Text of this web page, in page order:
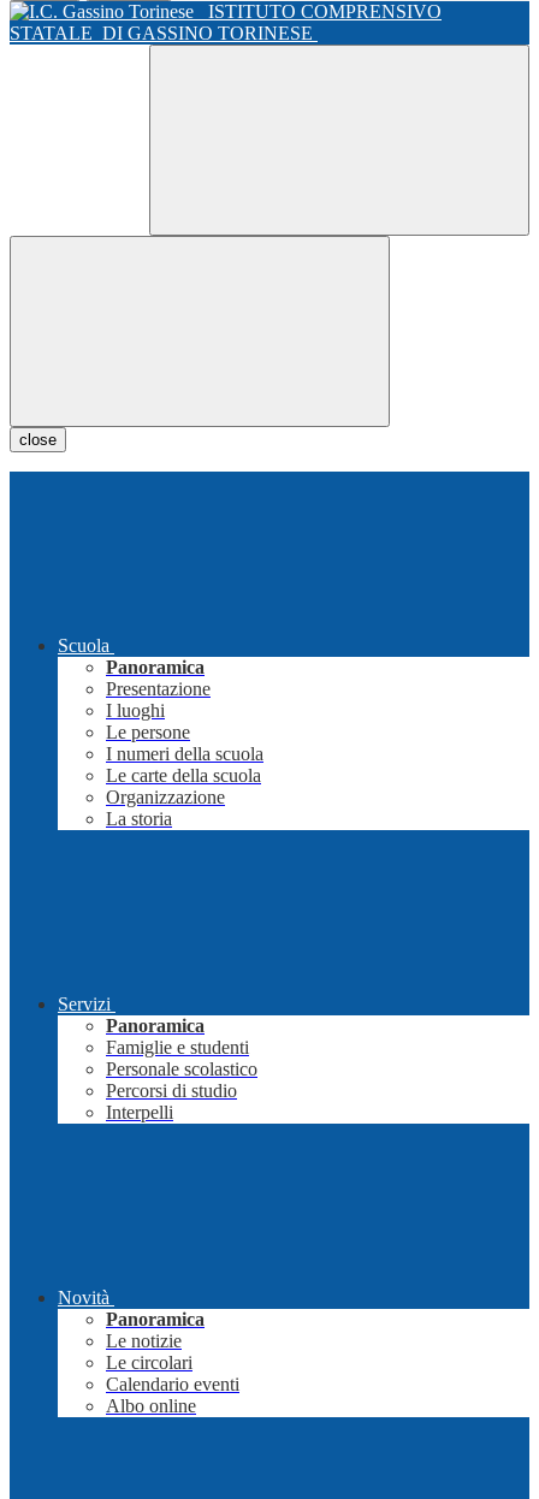
ISTITUTO COMPRENSIVO
STATALE DI GASSINO TORINESE
close
Scuola
Panoramica
Presentazione
I luoghi
Le persone
I numeri della scuola
Le carte della scuola
Organizzazione
La storia
Servizi
Panoramica
Famiglie e studenti
Personale scolastico
Percorsi di studio
Interpelli
Novità
Panoramica
Le notizie
Le circolari
Calendario eventi
Albo online